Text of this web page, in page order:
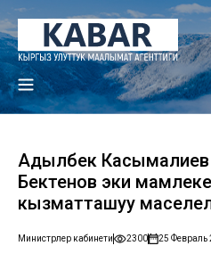
Адылбек
Бектенов эки
кызматташуу
Министрлер кабинети 2300 25 Февраль